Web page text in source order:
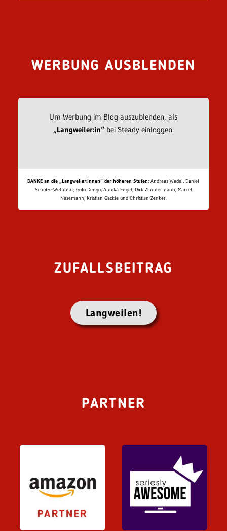
WERBUNG AUSBLENDEN
Um Werbung im Blog auszublenden, als
„Langweiler:in“bei Steady einloggen:
DANKE an die „Langweiler:innen“ der höheren Stufen: Andreas Wedel, Daniel
Schulze-Wethmar, Goto Dengo, Annika Engel, Dirk Zimmermann, Marcel
Nasemann, Kristian Gäckle und Christian Zenker.
ZUFALLSBEITRAG
Langweilen!
PARTNER